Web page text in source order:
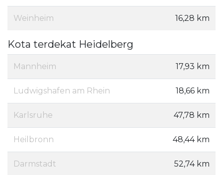
Weinheim 16,28 km
Kota terdekat Heidelberg
Mannheim 17,93 km
Ludwigshafen am Rhein 18,66 km
Karlsruhe 47,78 km
Heilbronn 48,44 km
Darmstadt 52,74 km